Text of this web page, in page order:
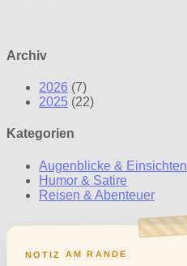
Archiv
2026 (7)
2025 (22)
Kategorien
Augenblicke & Einsichten
Humor & Satire
Reisen & Abenteuer
NOTIZ AM RANDE